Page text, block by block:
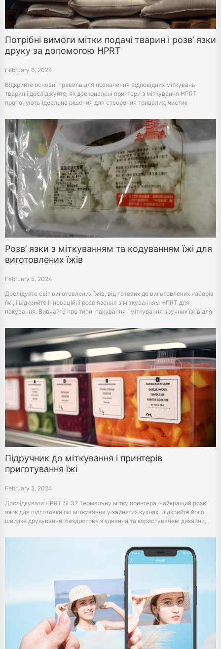
Потрібні вимоги мітки подачі тварин і розв’ язки
друку за допомогою HPRT
February 6, 2024
Відкрийте основні правила для позначення відповідних міткувань
тварин і досліджуйте, як досконалені принтери з міткування HPRT
пропонують ідеальне рішення для створення тривалих, чистих
регуляційного відповідност
Розв’ язки з міткуванням та кодуванням їжі для
виготовлених їжів
February 5, 2024
Дослідуйте світ виготовлених їжів, від готових до виготовлених наборів
їжі, і відкрийте інноваційні розв'язання з міткуванням HPRT для
пакування. Вивчайте про типи, пакування і міткування зручних їжів для
Підручник до міткування і принтерів
приготування їжі
February 2, 2024
Дослідкувати HPRT SL32 Термальну мітку принтера, найкращий розв’
язок для підготовки їжі міткування у зайнятих кухнях. Відкрийте його
швидке друкування, бездротове з'єднання та користувачеві дизайни,